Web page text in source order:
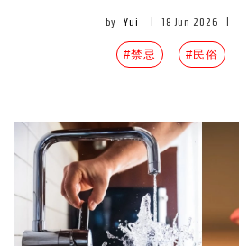
by Yui 18 Jun 2026
#禁忌 #民俗